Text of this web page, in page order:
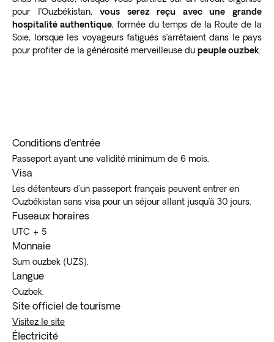
pour l’Ouzbékistan,vous serez reçu avec une grande
hospitalité authentique, formée du temps de la Route de la
Soie, lorsque les voyageurs fatigués s’arrêtaient dans le pays
pour profiter de la générosité merveilleuse du peuple ouzbek
Conditions d’entrée
Passeport ayant une validité minimum de 6 mois.
Visa
Les détenteurs d'un passeport français peuvent entrer en
Ouzbékistan sans visa pour un séjour allant jusqu'à 30 jours.
Fuseaux horaires
UTC + 5
Monnaie
Sum ouzbek (UZS).
Langue
Ouzbek.
Site officiel de tourisme
Visitez le site
Électricité